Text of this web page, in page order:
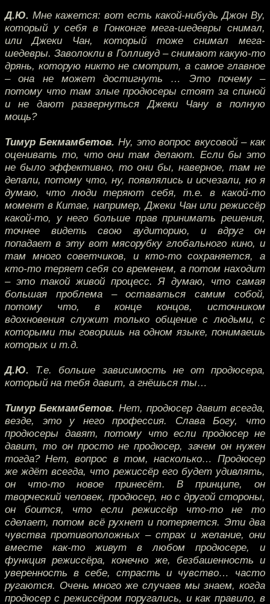
Д.Ю. Мне кажется: вот есть какой-нибудь Джон Ву,
который у себя в Гонконге мега-шедевры снимал,
или Джеки Чан, который тоже снимал мега-
шедевры. Заволокли в Голливуд – снимают какую-то
дрянь, которую никто не смотрит, а самое главное
– она не может достигнуть … Это почему –
потому что там злые продюсеры стоят за спиной
и не дают развернуться Джеки Чану в полную
мощь?
Тимур Бекмамбетов. Ну, это вопрос вкусовой – как
оценивать то, что они там делают. Если бы это
не было эффективно, то они бы, наверное, там не
делали, потому что, ну, появлялись и исчезали, но я
думаю, что люди теряют себя, т.е. в какой-то
момент в Китае, например, Джеки Чан или режиссёр
какой-то, у него больше прав принимать решения,
точнее видеть свою аудиторию, и вдруг он
попадает в эту вот мясорубку глобального кино, и
там много советчиков, и кто-то сохраняется, а
кто-то теряет себя со временем, а потом находит
– это такой живой процесс. Я думаю, что самая
большая проблема – оставаться самим собой,
потому что, в конце концов, источником
вдохновения служит только общение с людьми, с
которыми ты говоришь на одном языке, понимаешь
которых и т.д.
Д.Ю. Т.е. больше зависимость не от продюсера,
который на тебя давит, а гнёшься ты…
Тимур Бекмамбетов. Нет, продюсер давит всегда,
везде, это у него профессия. Слава Богу, что
продюсеры давят, потому что если продюсер не
давит, то он просто не продюсер, зачем он нужен
тогда? Нет, вопрос в том, насколько… Продюсер
же ждёт всегда, что режиссёр его будет удивлять,
он что-то новое принесёт. В принципе, он
творческий человек, продюсер, но с другой стороны,
он боится, что если режиссёр что-то не то
сделает, потом всё рухнет и потеряется. Эти два
чувства противоположных – страх и желание, они
вместе как-то живут в любом продюсере, и
функция режиссёра, конечно же, безбашенность и
уверенность в себе, страсть и чувство… часто
ругаются. Очень много же случаев мы знаем, когда
продюсер с режиссёром поругались, и как правило, в